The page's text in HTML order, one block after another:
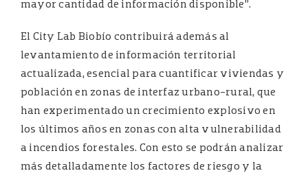
mayor cantidad de información disponible”.
El City Lab Biobío contribuirá además al
levantamiento de información territorial
actualizada, esencial para cuantificar viviendas y
población en zonas de interfaz urbano-rural, que
han experimentado un crecimiento explosivo en
los últimos años en zonas con alta vulnerabilidad
a incendios forestales. Con esto se podrán analizar
más detalladamente los factores de riesgo y la